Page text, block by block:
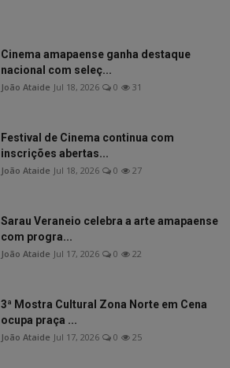
Cinema amapaense ganha destaque
nacional com seleç...
João Ataide Jul 18, 2026 0 31
Festival de Cinema continua com
inscrições abertas...
João Ataide Jul 18, 2026 0 27
Sarau Veraneio celebra a arte amapaense
com progra...
João Ataide Jul 17, 2026 0 22
3ª Mostra Cultural Zona Norte em Cena
ocupa praça ...
João Ataide Jul 17, 2026 0 25